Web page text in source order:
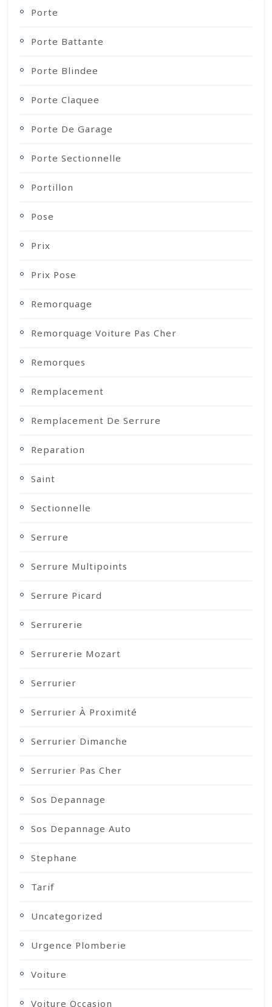
Porte
Porte Battante
Porte Blindee
Porte Claquee
Porte De Garage
Porte Sectionnelle
Portillon
Pose
Prix
Prix Pose
Remorquage
Remorquage Voiture Pas Cher
Remorques
Remplacement
Remplacement De Serrure
Reparation
Saint
Sectionnelle
Serrure
Serrure Multipoints
Serrure Picard
Serrurerie
Serrurerie Mozart
Serrurier
Serrurier À Proximité
Serrurier Dimanche
Serrurier Pas Cher
Sos Depannage
Sos Depannage Auto
Stephane
Tarif
Uncategorized
Urgence Plomberie
Voiture
Voiture Occasion